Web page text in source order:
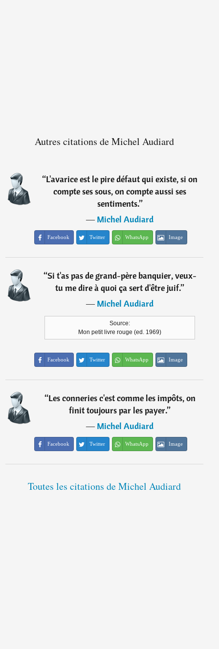
Autres citations de Michel Audiard
“L'avarice est le pire défaut qui existe, si on
compte ses sous, on compte aussi ses
sentiments.”
―Michel Audiard
Facebook Twitter WhatsApp Image
“Si t'as pas de grand-père banquier, veux-
tu me dire à quoi ça sert d'être juif.”
―Michel Audiard
Source:
Mon petit livre rouge (ed. 1969)
Facebook Twitter WhatsApp Image
“Les conneries c'est comme les impôts, on
finit toujours par les payer.”
―Michel Audiard
Facebook Twitter WhatsApp Image
Toutes les citations de Michel Audiard